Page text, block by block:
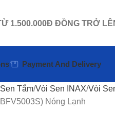
1.500.000Đ ĐỒNG TRỞ
Payment And Delivery
Tắm Vòi Sen INAX Vòi
Nóng Lạnh